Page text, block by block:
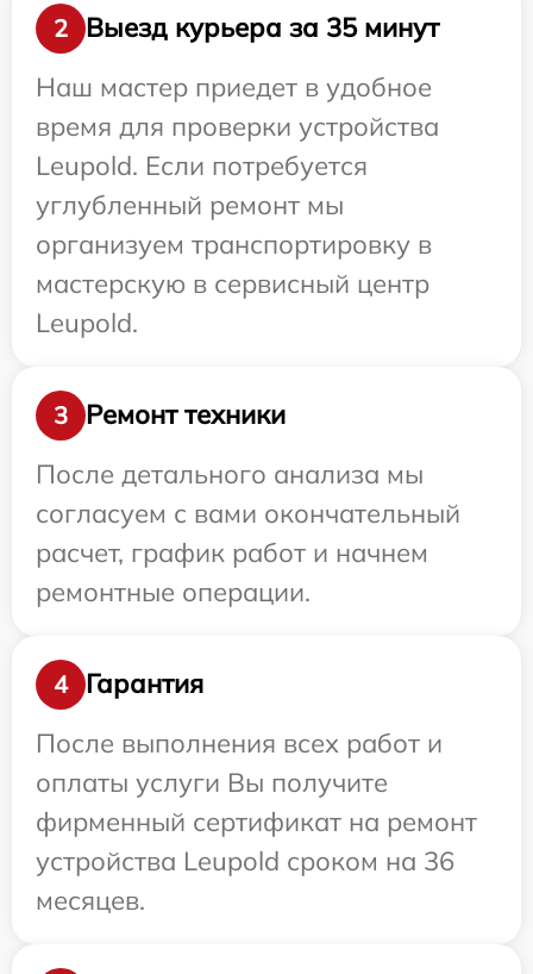
2
Выезд курьера за 35 минут
Наш мастер приедет в удобное
время для проверки устройства
Leupold. Если потребуется
углубленный ремонт мы
организуем транспортировку в
мастерскую в сервисный центр
Leupold.
3
Ремонт техники
После детального анализа мы
согласуем с вами окончательный
расчет, график работ и начнем
ремонтные операции.
4
Гарантия
После выполнения всех работ и
оплаты услуги Вы получите
фирменный сертификат на ремонт
устройства Leupold сроком на 36
месяцев.